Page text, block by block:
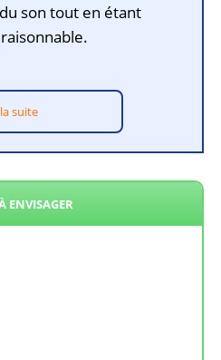
son tout en étant
suite
ENVISAGER